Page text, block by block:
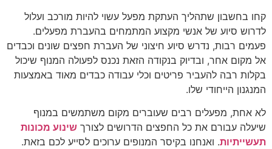
קחו בחשבון שתהליך העתקת מפעל עשוי להיות מורכב ועלול
לדרוש סיוע של אנשי מקצוע המתמחים בהעברת מפעלים.
פעמים רבות, נדרש סיוע חיצוני של העברת חפצים שונים וכבדים
אל מקום אחר, ובדיוק בנקודה הזאת נכנס לפעולה המנוף שיכול
בקלות רבה להעביר פריטים וכלי עבודה כבדים מאוד באמצעות
המנגנון הייחודי שלו.
לא אחת, מפעלים רבים שעוברים מקום משתמשים במנוף
שיעלה עבורם את כל החפצים הדרושים לצורךשינוע מכונות
תעשייתיות. ואנחנו בקיסר המנופים ערוכים לסייע לכם בזאת.